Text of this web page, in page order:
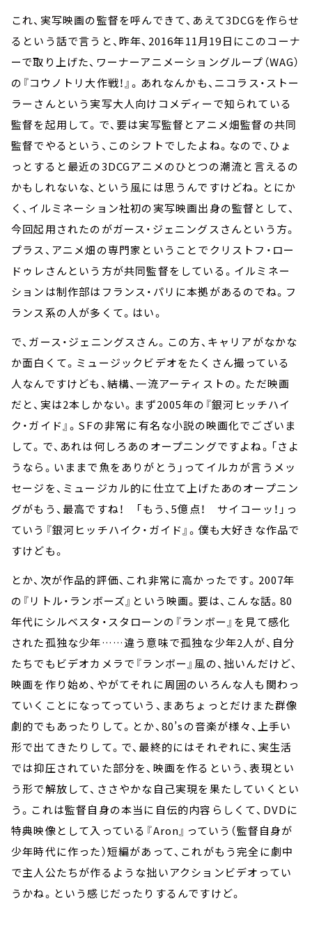
これ、実写映画の監督を呼んできて、あえて3DCGを作らせ
るという話で言うと、昨年、2016年11月19日にこのコーナ
ーで取り上げた、ワーナーアニメーショングループ（WAG）
の『コウノトリ大作戦！』。あれなんかも、ニコラス・ストー
ラーさんという実写大人向けコメディーで知られている
監督を起用して。で、要は実写監督とアニメ畑監督の共同
監督でやるという、このシフトでしたよね。なので、ひょ
っとすると最近の3DCGアニメのひとつの潮流と言えるの
かもしれないな、という風には思うんですけどね。とにか
く、イルミネーション社初の実写映画出身の監督として、
今回起用されたのがガース・ジェニングスさんという方。
プラス、アニメ畑の専門家ということでクリストフ・ロー
ドゥレさんという方が共同監督をしている。イルミネー
ションは制作部はフランス・パリに本拠があるのでね。フ
ランス系の人が多くて。はい。
で、ガース・ジェニングスさん。この方、キャリアがなかな
か面白くて。ミュージックビデオをたくさん撮っている
人なんですけども、結構、一流アーティストの。ただ映画
だと、実は2本しかない。まず2005年の『銀河ヒッチハイ
ク・ガイド』。SFの非常に有名な小説の映画化でございま
して。で、あれは何しろあのオープニングですよね。「さよ
うなら。いままで魚をありがとう」ってイルカが言うメッ
セージを、ミュージカル的に仕立て上げたあのオープニン
グがもう、最高ですね！ 「もう、5億点！ サイコーッ！」っ
ていう『銀河ヒッチハイク・ガイド』。僕も大好きな作品で
すけども。
とか、次が作品的評価、これ非常に高かったです。2007年
の『リトル・ランボーズ』という映画。要は、こんな話。80
年代にシルベスタ・スタローンの『ランボー』を見て感化
された孤独な少年……違う意味で孤独な少年2人が、自分
たちでもビデオカメラで『ランボー』風の、拙いんだけど、
映画を作り始め、やがてそれに周囲のいろんな人も関わっ
ていくことになってっていう、まあちょっとだけまた群像
劇的でもあったりして。とか、80’sの音楽が様々、上手い
形で出てきたりして。で、最終的にはそれぞれに、実生活
では抑圧されていた部分を、映画を作るという、表現とい
う形で解放して、ささやかな自己実現を果たしていくとい
う。これは監督自身の本当に自伝的内容らしくて、DVDに
特典映像として入っている『Aron』っていう（監督自身が
少年時代に作った）短編があって、これがもう完全に劇中
で主人公たちが作るような拙いアクションビデオってい
うかね。という感じだったりするんですけど。